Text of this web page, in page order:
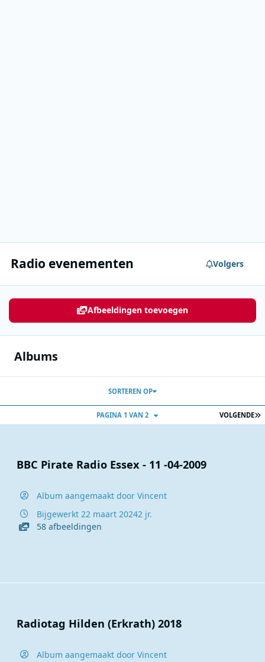
Radio evenementen Volgers
Afbeeldingen toevoegen
Albums
VOLGENDE
PAGINA 1 VAN 2
SORTEREN OP
BBC Pirate Radio Essex - 11 -04-2009
Album aangemaakt door Vincent
Bijgewerkt 22 maart 20242 jr.
58 afbeeldingen
Radiotag Hilden (Erkrath) 2018
Album aangemaakt door Vincent